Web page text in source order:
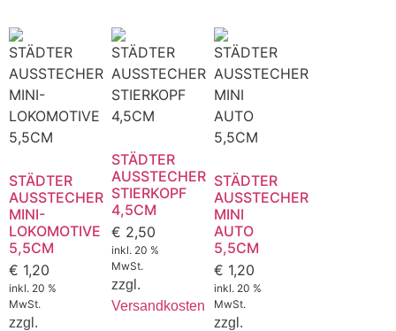
STÄDTER
AUSSTECHER
MINI-
LOKOMOTIVE
5,5CM
€ 1,20
inkl. 20 %
MwSt.
zzgl.
STÄDTER
AUSSTECHER
STIERKOPF
4,5CM
€ 2,50
inkl. 20 %
MwSt.
zzgl.
Versandkosten
STÄDTER
AUSSTECHER
MINI
AUTO
5,5CM
€ 1,20
inkl. 20 %
MwSt.
zzgl.